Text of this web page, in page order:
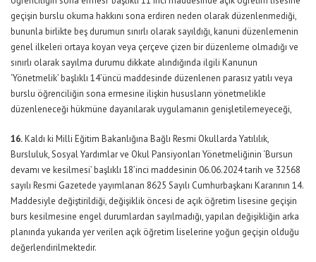
geçişin burslu okuma hakkını sona erdiren neden olarak düzenlenmediği,
bununla birlikte beş durumun sınırlı olarak sayıldığı, kanuni düzenlemenin
genel ilkeleri ortaya koyan veya çerçeve çizen bir düzenleme olmadığı ve
sınırlı olarak sayılma durumu dikkate alındığında ilgili Kanunun
‘Yönetmelik’ başlıklı 14’üncü maddesinde düzenlenen parasız yatılı veya
burslu öğrenciliğin sona ermesine ilişkin hususların yönetmelikle
düzenleneceği hükmüne dayanılarak uygulamanın genişletilemeyeceği,
16.Kaldı ki Milli Eğitim Bakanlığına Bağlı Resmi Okullarda Yatılılık,
Bursluluk, Sosyal Yardımlar ve Okul Pansiyonları Yönetmeliğinin ‘Bursun
devamı ve kesilmesi’ başlıklı 18’inci maddesinin 06.06.2024 tarih ve 32568
sayılı Resmi Gazetede yayımlanan 8625 Sayılı Cumhurbaşkanı Kararının 14.
Maddesiyle değiştirildiği, değişiklik öncesi de açık öğretim lisesine geçişin
burs kesilmesine engel durumlardan sayılmadığı, yapılan değişikliğin arka
planında yukarıda yer verilen açık öğretim liselerine yoğun geçişin olduğu
değerlendirilmektedir.